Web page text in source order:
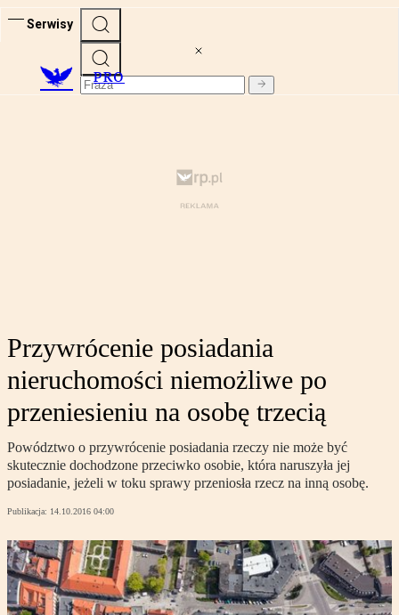
Serwisy
PRO
Przywrócenie posiadania
nieruchomości niemożliwe po
przeniesieniu na osobę trzecią
Powództwo o przywrócenie posiadania rzeczy nie może być
skutecznie dochodzone przeciwko osobie, która naruszyła jej
posiadanie, jeżeli w toku sprawy przeniosła rzecz na inną osobę.
Publikacja: 14.10.2016 04:00